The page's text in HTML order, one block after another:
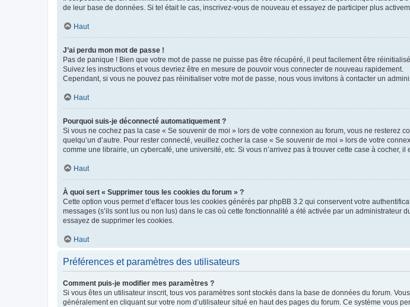
de leur base de données. Si tel était le cas, inscrivez-vous de nouveau et essayez de participer plus
Haut
J’ai perdu mon mot de passe !
Pas de panique ! Bien que votre mot de passe ne puisse pas être récupéré, il peut facilement être
Suivez les instructions et vous devriez être en mesure de pouvoir vous connecter de nouveau rapidement.
Cependant, si vous ne pouvez pas réinitialiser votre mot de passe, nous vous invitons à contacter un
Haut
Pourquoi suis-je déconnecté automatiquement ?
Si vous ne cochez pas la case « Se souvenir de moi » lors de votre connexion au forum, vous ne resterez
quelqu’un d’autre. Pour rester connecté, veuillez cocher la case « Se souvenir de moi » lors de votre
comme une librairie, un cybercafé, une université, etc. Si vous n’arrivez pas à trouver cette case à cocher,
Haut
À quoi sert « Supprimer tous les cookies du forum » ?
Cette option vous permet d’effacer tous les cookies générés par phpBB 3.2 qui conservent votre
messages (s’ils sont lus ou non lus) dans le cas où cette fonctionnalité a été activée par un
essayez de supprimer les cookies.
Haut
Préférences et paramètres des utilisateurs
Comment puis-je modifier mes paramètres ?
Si vous êtes un utilisateur inscrit, tous vos paramètres sont stockés dans la base de données du forum.
généralement en cliquant sur votre nom d’utilisateur situé en haut des pages du forum. Ce système vous